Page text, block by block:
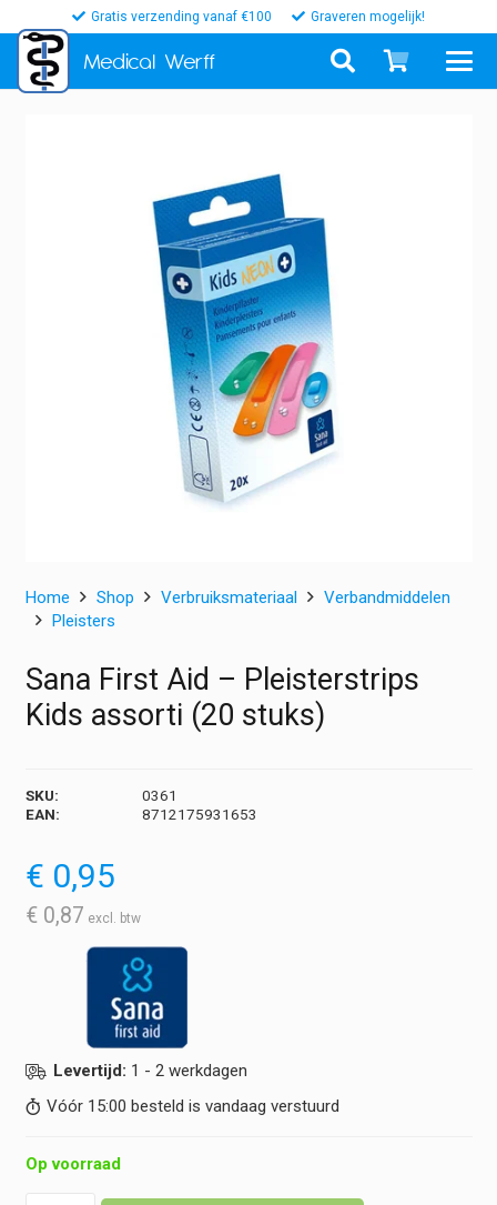
Gratis verzending vanaf €100 Graveren mogelijk!
Medical Werff
Home Shop Verbruiksmateriaal
Verbandmiddelen
Pleisters
Sana First Aid – Pleisterstrips
Kids assorti (20 stuks)
SKU:
0361
EAN:
8712175931653
€ 0,95
€ 0,87
Levertijd: 1 - 2 werkdagen
Vóór 15:00 besteld is vandaag verstuurd
Op voorraad